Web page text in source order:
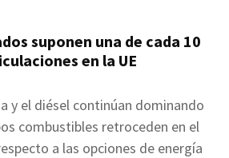
suponen una de cada 10
en la UE
y el diésel continúan dominando
combustibles retroceden en el
a las opciones de energía